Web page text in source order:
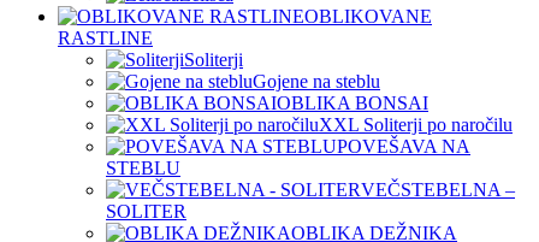
OBLIKOVANE
RASTLINE
Soliterji
Gojene na steblu
OBLIKA BONSAI
XXL Soliterji po naročilu
POVEŠAVA NA
STEBLU
VEČSTEBELNA –
SOLITER
OBLIKA DEŽNIKA